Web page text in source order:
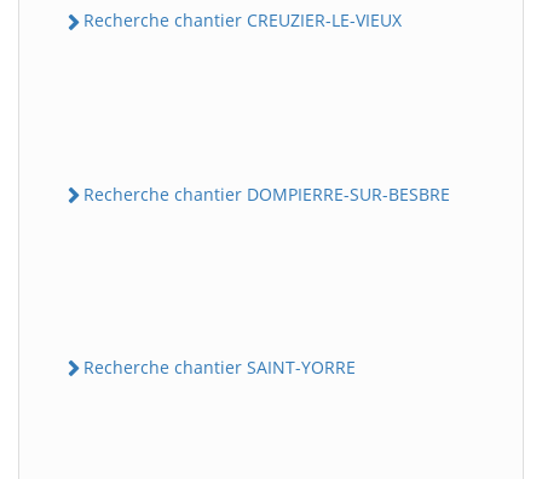
Recherche chantier CREUZIER-LE-VIEUX
Recherche chantier DOMPIERRE-SUR-BESBRE
Recherche chantier SAINT-YORRE